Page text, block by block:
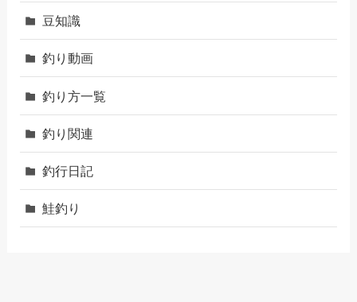
豆知識
釣り動画
釣り方一覧
釣り関連
釣行日記
鮭釣り